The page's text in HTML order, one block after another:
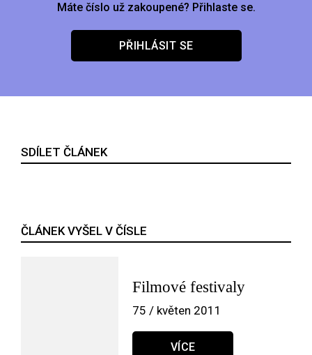
Máte číslo už zakoupené? Přihlaste se.
PŘIHLÁSIT SE
SDÍLET ČLÁNEK
ČLÁNEK VYŠEL V ČÍSLE
Filmové festivaly
75 / květen 2011
VÍCE